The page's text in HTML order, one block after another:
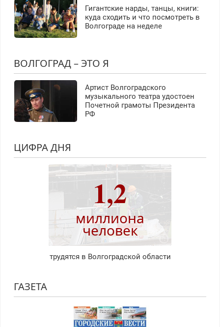
Гигантские нарды, танцы, книги:
куда сходить и что посмотреть в
Волгограде на неделе
ВОЛГОГРАД – ЭТО Я
Артист Волгоградского
музыкального театра удостоен
Почетной грамоты Президента
РФ
ЦИФРА ДНЯ
1,2
миллиона
человек
трудятся в Волгоградской области
ГАЗЕТА